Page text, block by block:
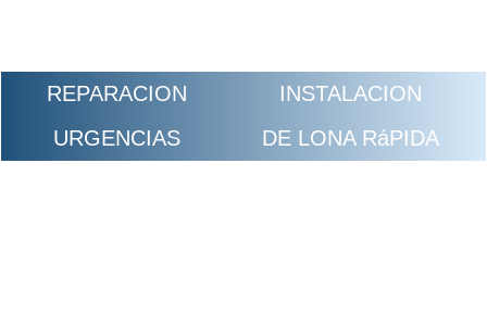
REPARACION
INSTALACION
URGENCIAS
DE LONA RáPIDA